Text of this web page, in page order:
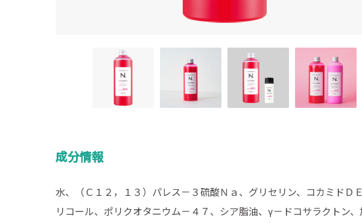
成分情報
水、（Ｃ１２，１３）パレス－３硫酸Ｎａ、グリセリン、コカミド
リコール、ポリクオタニウム－４７、シア脂油、γ－ドコサラクトン